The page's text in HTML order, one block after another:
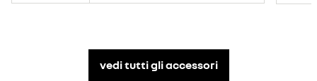
vedi tutti gli accessori​